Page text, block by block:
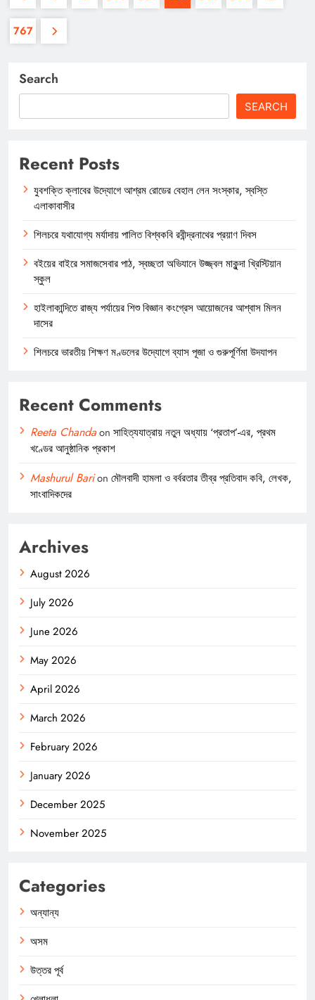
767
Search
SEARCH
Recent Posts
যুবশক্তি ক্লাবের উদ্যোগে আশ্রম রোডের বেহাল লেন সংস্কার, স্বস্তি
এলাকাবাসীর
শিলচরে যথাযোগ্য মর্যাদায় পালিত বিশ্বকবি রবীন্দ্রনাথের প্রয়াণ দিবস
বইয়ের বাইরে সমাজসেবার পাঠ, স্বচ্ছতা অভিযানে উজ্জ্বল মাকুন্দা খ্রিস্টিয়ান
স্কুল
হাইলাকান্দিতে রাজ্য পর্যায়ের শিশু বিজ্ঞান কংগ্রেস আয়োজনের আশ্বাস মিলন
দাসের
শিলচরে ভারতীয় শিক্ষণ মণ্ডলের উদ্যোগে ব্যাস পূজা ও গুরুপূর্ণিমা উদযাপন
Recent Comments
Reeta Chandaon সাহিত্যযাত্রায় নতুন অধ্যায় ‘প্রতাপ’-এর, প্রথম
খণ্ডের আনুষ্ঠানিক প্রকাশ
Mashurul Barion মৌলবাদী হামলা ও বর্বরতার তীব্র প্রতিবাদ কবি, লেখক,
সাংবাদিকদের
Archives
August 2026
July 2026
June 2026
May 2026
April 2026
March 2026
February 2026
January 2026
December 2025
November 2025
Categories
অন্যান্য
অসম
উত্তর পূর্ব